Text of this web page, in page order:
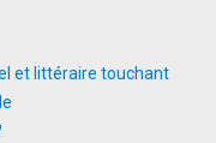
et littéraire touchant